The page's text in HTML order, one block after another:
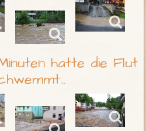
hatte die Flut